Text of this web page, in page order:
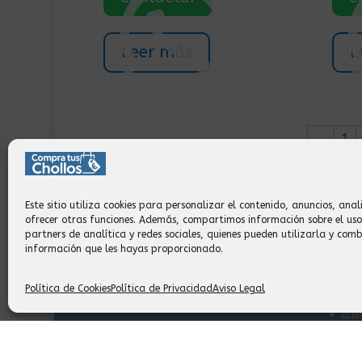
Este sitio utiliza cookies para personalizar el contenido, anuncios,
ofrecer otras funciones. Además, compartimos información sobre el
partners de analítica y redes sociales, quienes pueden utilizarla y
información que les hayas proporcionado.
Política de CookiesPolítica de PrivacidadAviso Legal
Leer más
← 1
Información:
Política de Privacidad.
El
tras